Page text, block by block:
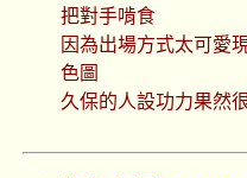
把對手啃食
因為出場方式太可愛
色圖
久保的人設功力果然